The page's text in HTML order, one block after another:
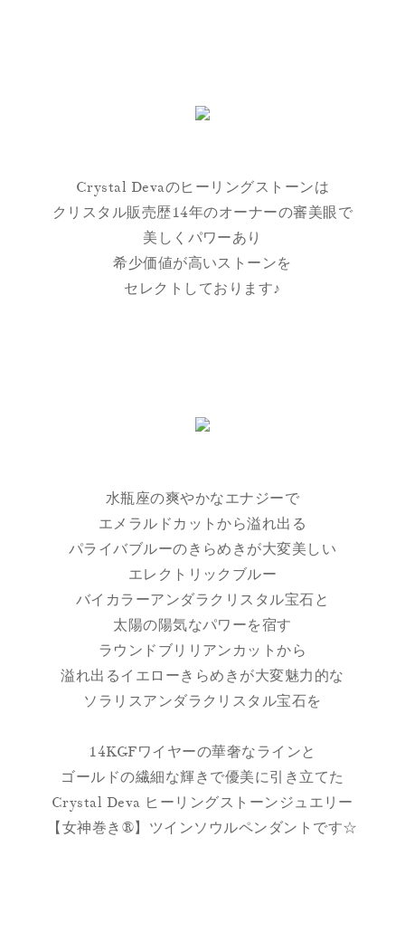
Crystal Devaのヒーリングストーンは
クリスタル販売歴14年のオーナーの審美眼で
美しくパワーあり
希少価値が高いストーンを
セレクトしております♪
水瓶座の爽やかなエナジーで
エメラルドカットから溢れ出る
パライバブルーのきらめきが大変美しい
エレクトリックブルー
バイカラーアンダラクリスタル宝石と
太陽の陽気なパワーを宿す
ラウンドブリリアンカットから
溢れ出るイエローきらめきが大変魅力的な
ソラリスアンダラクリスタル宝石を
14KGFワイヤーの華奢なラインと
ゴールドの繊細な輝きで優美に引き立てた
Crystal Deva ヒーリングストーンジュエリー
【女神巻き®】ツインソウルペンダントです☆